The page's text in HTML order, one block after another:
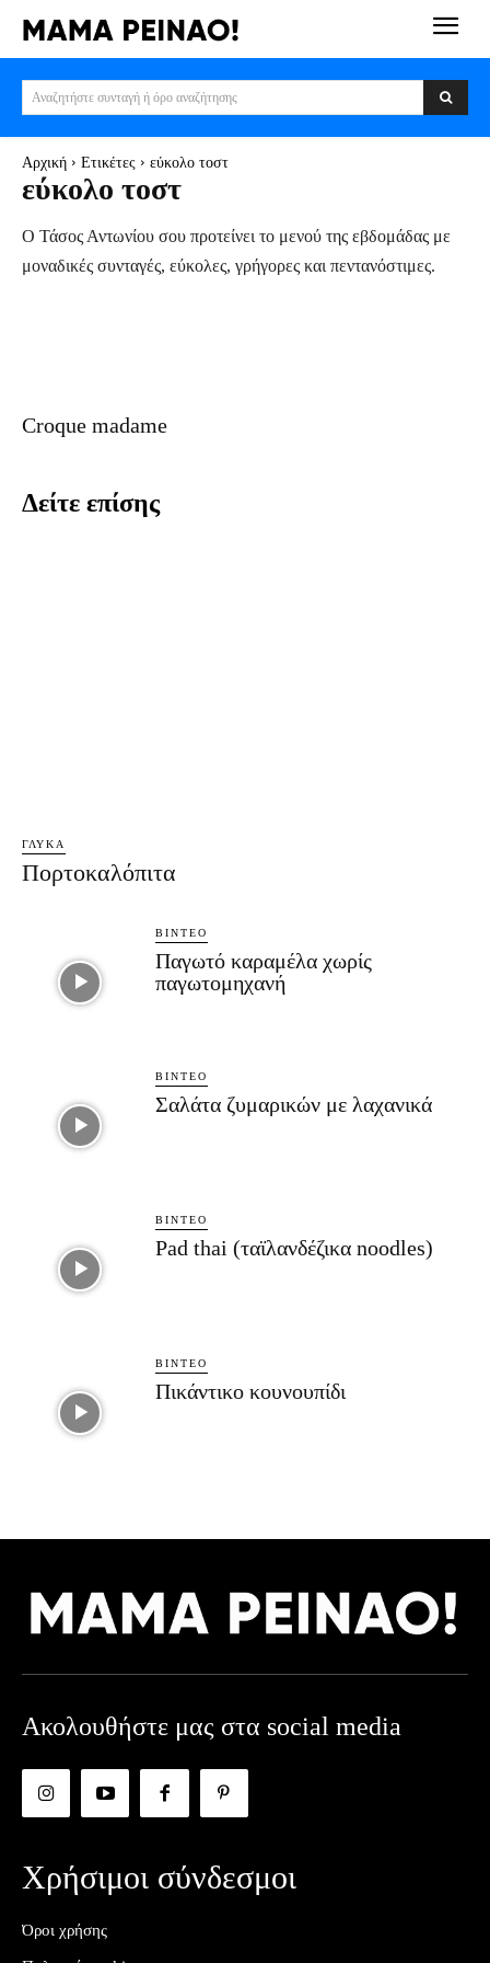
Αναζητήστε συνταγή ή όρο αναζήτησης
Αρχική Ετικέτες εύκολο τοστ
εύκολο τοστ
Ο Τάσος Αντωνίου σου προτείνει το μενού της εβδομάδας με
μοναδικές συνταγές, εύκολες, γρήγορες και πεντανόστιμες.
Croque madame
Δείτε επίσης
ΓΛΥΚΆ
Πορτοκαλόπιτα
ΒΊΝΤΕΟ
Παγωτό καραμέλα χωρίς
παγωτομηχανή
ΒΊΝΤΕΟ
Σαλάτα ζυμαρικών με λαχανικά
ΒΊΝΤΕΟ
Pad thai (ταϊλανδέζικα noodles)
ΒΊΝΤΕΟ
Πικάντικο κουνουπίδι
Ακολουθήστε μας στα social media
Χρήσιμοι σύνδεσμοι
Όροι χρήσης